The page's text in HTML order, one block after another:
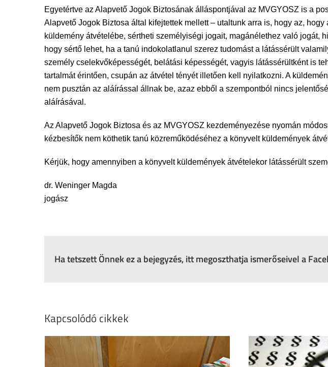
Egyetértve az Alapvető Jogok Biztosának álláspontjával az MVGYOSZ is a
Alapvető Jogok Biztosa által kifejtettek mellett – utaltunk arra is, hogy az,
küldemény átvételébe, sértheti személyiségi jogait, magánélethez való
hogy sértő lehet, ha a tanú indokolatlanul szerez tudomást a látássérült
személy cselekvőképességét, belátási képességét, vagyis látássérültként is
tartalmát érintően, csupán az átvétel tényét illetően kell nyilatkozni. A
nem pusztán az aláírással állnak be, azaz ebből a szempontból nincs
aláírásával.
Az Alapvető Jogok Biztosa és az MVGYOSZ kezdeményezése nyomán
kézbesítők nem köthetik tanú közreműködéséhez a könyvelt küldemények
Kérjük, hogy amennyiben a könyvelt küldemények átvételekor látássérült
dr. Weninger Magda
jogász
Ha tetszett Önnek ez a bejegyzés, itt megoszthatja ismerőseivel a
Kapcsolódó cikkek